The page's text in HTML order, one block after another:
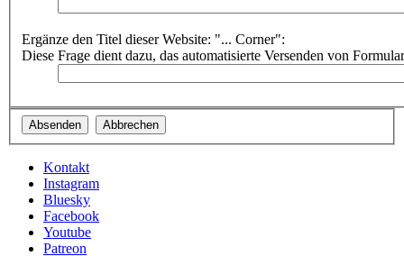
Ergänze den Titel dieser Website: "... Corner":
Diese Frage dient dazu, das automatisierte Versenden von
Kontakt
Instagram
Bluesky
Facebook
Youtube
Patreon